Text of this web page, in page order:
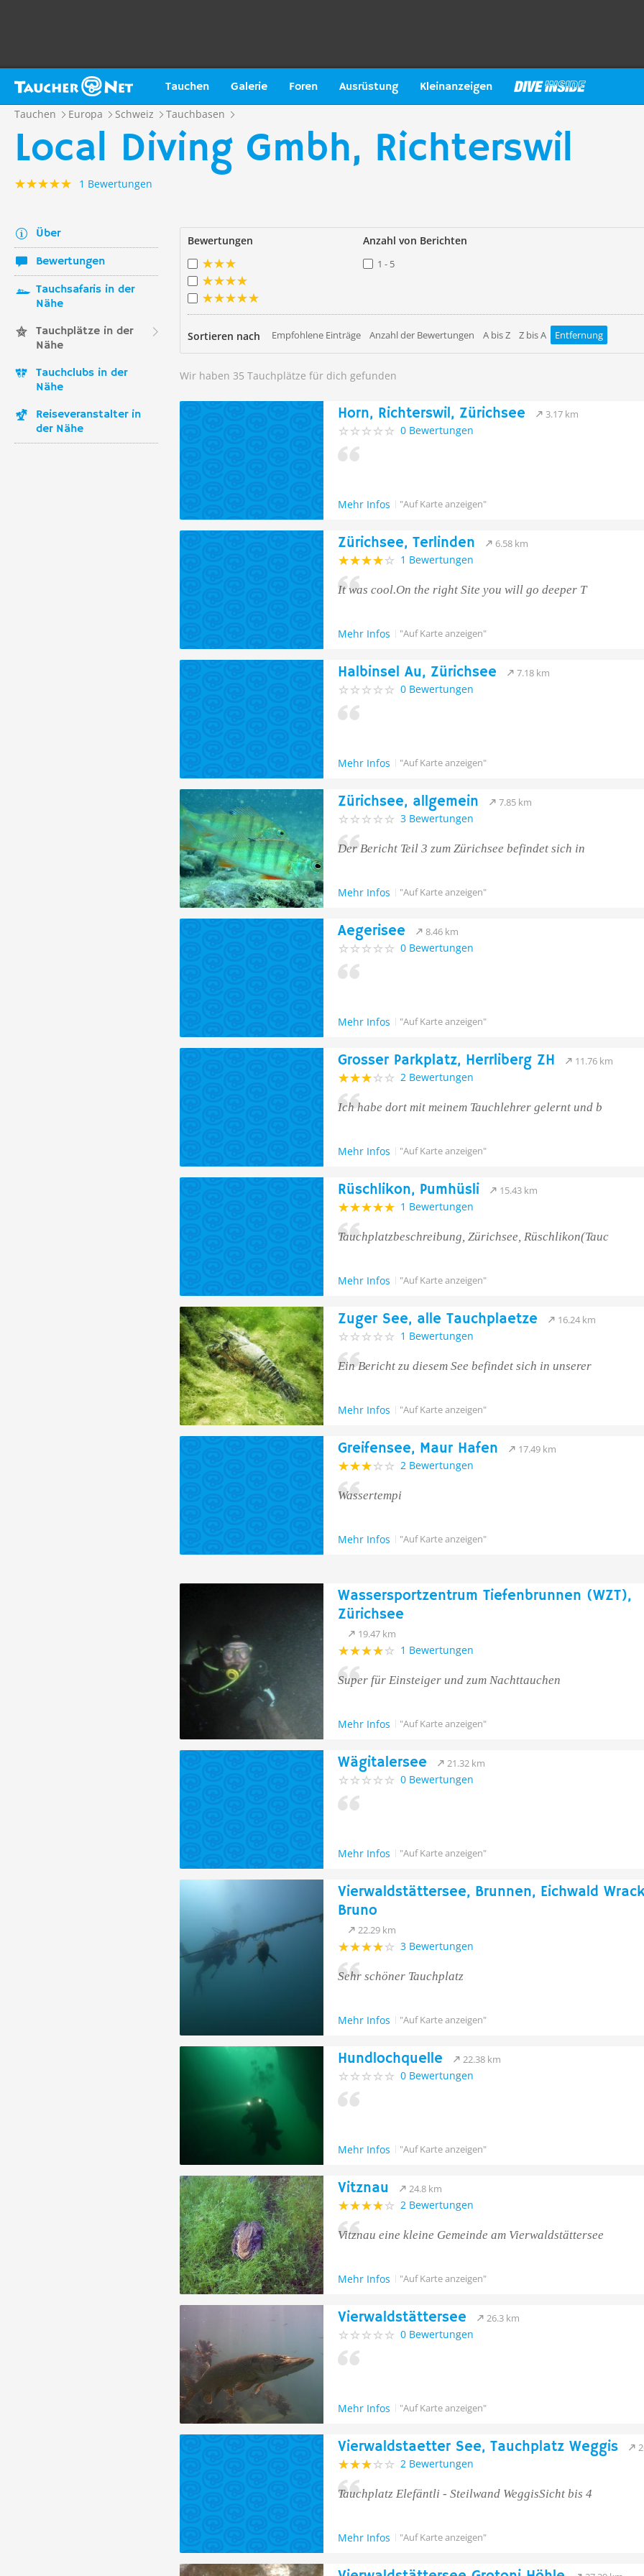
Tauchen Galerie Foren Ausrüstung Kleinanzeigen
Tauchen Europa Schweiz Tauchbasen
Local Diving Gmbh, Richterswil
1 Bewertungen
Über
Bewertungen
Tauchsafaris in der
Nähe
Tauchplätze in der
Nähe
Tauchclubs in der
Nähe
Reiseveranstalter in
der Nähe
Bewertungen Anzahl von Berichten
1 - 5
Sortieren nach Empfohlene Einträge Anzahl der Bewertungen A bis Z Z bis A Entfernung
Wir haben 35 Tauchplätze für dich gefunden
Horn, Richterswil, Zürichsee 3.17 km
0 Bewertungen
Mehr Infos "Auf Karte anzeigen"
Zürichsee, Terlinden 6.58 km
1 Bewertungen
It was cool.On the right Site you will go deeper T
Mehr Infos "Auf Karte anzeigen"
Halbinsel Au, Zürichsee 7.18 km
0 Bewertungen
Mehr Infos "Auf Karte anzeigen"
Zürichsee, allgemein 7.85 km
3 Bewertungen
Der Bericht Teil 3 zum Zürichsee befindet sich in
Mehr Infos "Auf Karte anzeigen"
Aegerisee 8.46 km
0 Bewertungen
Mehr Infos "Auf Karte anzeigen"
Grosser Parkplatz, Herrliberg ZH 11.76 km
2 Bewertungen
Ich habe dort mit meinem Tauchlehrer gelernt und b
Mehr Infos "Auf Karte anzeigen"
Rüschlikon, Pumhüsli 15.43 km
1 Bewertungen
Tauchplatzbeschreibung, Zürichsee, Rüschlikon(Tauc
Mehr Infos "Auf Karte anzeigen"
Zuger See, alle Tauchplaetze 16.24 km
1 Bewertungen
Ein Bericht zu diesem See befindet sich in unserer
Mehr Infos "Auf Karte anzeigen"
Greifensee, Maur Hafen 17.49 km
2 Bewertungen
Wassertempi
Mehr Infos "Auf Karte anzeigen"
Wassersportzentrum Tiefenbrunnen (WZT),
Zürichsee
19.47 km
1 Bewertungen
Super für Einsteiger und zum Nachttauchen
Mehr Infos "Auf Karte anzeigen"
Wägitalersee 21.32 km
0 Bewertungen
Mehr Infos "Auf Karte anzeigen"
Vierwaldstättersee, Brunnen, Eichwald
Bruno
22.29 km
3 Bewertungen
Sehr schöner Tauchplatz
Mehr Infos "Auf Karte anzeigen"
Hundlochquelle 22.38 km
0 Bewertungen
Mehr Infos "Auf Karte anzeigen"
Vitznau 24.8 km
2 Bewertungen
Vitznau eine kleine Gemeinde am Vierwaldstättersee
Mehr Infos "Auf Karte anzeigen"
Vierwaldstättersee 26.3 km
0 Bewertungen
Mehr Infos "Auf Karte anzeigen"
Vierwaldstaetter See, Tauchplatz Weggis
2 Bewertungen
Tauchplatz Elefäntli - Steilwand WeggisSicht bis 4
Mehr Infos "Auf Karte anzeigen"